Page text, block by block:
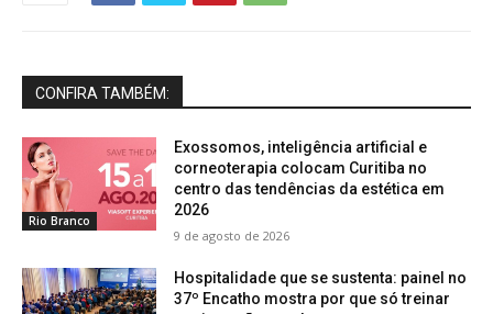
CONFIRA TAMBÉM:
Rio Branco
Exossomos, inteligência artificial e
corneoterapia colocam Curitiba no
centro das tendências da estética em
2026
9 de agosto de 2026
Hospitalidade que se sustenta: painel no
37º Encatho mostra por que só treinar